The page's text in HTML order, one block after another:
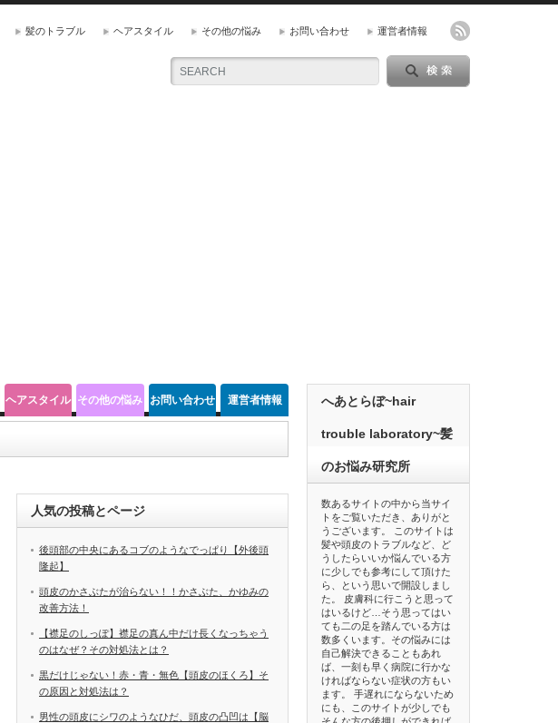
髪のトラブル ヘアスタイル その他の悩み お問い合わせ 運営者情報
ヘアスタイル その他の悩み お問い合わせ 運営者情報
人気の投稿とページ
後頭部の中央にあるコブのようなでっぱり【外後頭
隆起】
頭皮のかさぶたが治らない！！かさぶた、かゆみの
改善方法！
【襟足のしっぽ】襟足の真ん中だけ長くなっちゃう
のはなぜ？その対処法とは？
黒だけじゃない！赤・青・無色【頭皮のほくろ】そ
の原因と対処法は？
男性の頭皮にシワのようなひだ、頭皮の凸凹は【脳
へあとらぼ~hair
trouble laboratory~髪
のお悩み研究所
数あるサイトの中から当サイ
トをご覧いただき、ありがと
うございます。 このサイトは
髪や頭皮のトラブルなど、ど
うしたらいいか悩んでいる方
に少しでも参考にして頂けた
ら、という思いで開設しまし
た。 皮膚科に行こうと思って
はいるけど…そう思ってはい
ても二の足を踏んでいる方は
数多くいます。その悩みには
自己解決できることもあれ
ば、一刻も早く病院に行かな
ければならない症状の方もい
ます。 手遅れにならないため
にも、このサイトが少しでも